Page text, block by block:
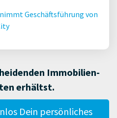
Geschäftsführung von
Immobilien-
erhältst.
Dein persönliches